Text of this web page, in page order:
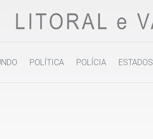
POLÍTICA POLÍCIA ESTADOS